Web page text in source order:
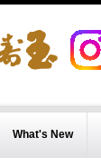
What's New